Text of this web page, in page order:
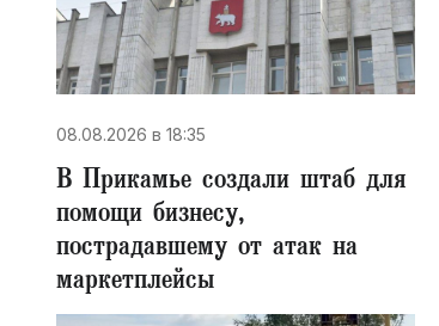
08.08.2026 в 18:35
В Прикамье создали штаб для
помощи бизнесу,
пострадавшему от атак на
маркетплейсы